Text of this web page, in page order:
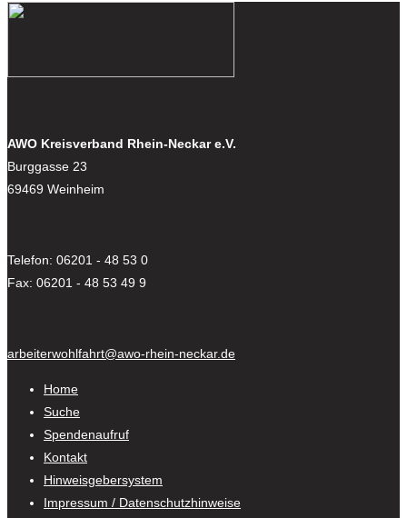
AWO Kreisverband Rhein-Neckar e.V.
Burggasse 23
69469 Weinheim
Telefon: 06201 - 48 53 0
Fax: 06201 - 48 53 49 9
arbeiterwohlfahrt@awo-rhein-neckar.de
Home
Suche
Spendenaufruf
Kontakt
Hinweisgebersystem
Impressum / Datenschutzhinweise